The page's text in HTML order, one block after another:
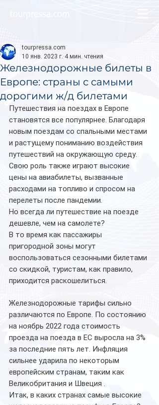
Железнодорожные билеты в
Европе: страны с самыми
дорогими ж/д билетами
tourpressa.com
10 янв. 2023 г. 4 мин. чтения
Путешествия на поездах в Европе
становятся все популярнее. Благодаря
новым поездам со спальными местами
и растущему пониманию воздействия
путешествий на окружающую среду.
Свою роль также играют высокие
цены на авиабилеты, вызванные
расходами на топливо и спросом на
перелеты после пандемии.
Но всегда ли путешествие на поезде
дешевле, чем на самолете?
В то время как пассажиры
пригородной зоны могут
воспользоваться сезонными билетами
со скидкой, туристам, как правило,
приходится раскошелиться.
Железнодорожные тарифы сильно
различаются по Европе. По состоянию
на ноябрь 2022 года стоимость
проезда на поезда в ЕС выросла на 3%
за последние пять лет. Инфляция
сильнее ударила по некоторым
европейским странам, таким как
Великобритания и Швеция .
Итак, в каких странах самые высокие